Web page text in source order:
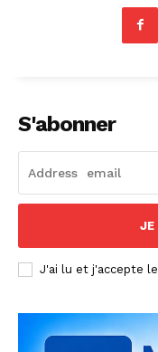
S'abonner
JE
J'ai lu et j'accepte le